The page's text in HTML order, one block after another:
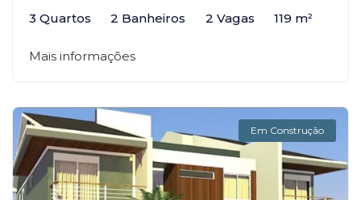
3 Quartos 2 Banheiros 2 Vagas 119 m²
Mais informações
Em Construção